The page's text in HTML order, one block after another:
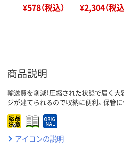
¥578（税込） ¥2,304（税込
商品説明
輸送費を削減！圧縮された状態で届く
ジが建てられるので収納に便利。保管
アイコンの説明